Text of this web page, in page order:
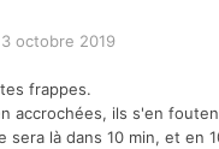
octobre 2019
frappes.
accrochées, ils s'en
sera là dans 10 min, et en